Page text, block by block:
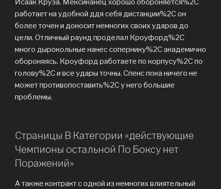
Исаак Круза. Мексиканец хорошо обороняется%2C
работает на удобной ддя себя дистанции%2C он
более точен и доносит немногих своих ударов до
цели. Отличный раунд проделал Кроуфорд%2C
много дырокольные нанес сопернику%2C академично
обороняясь. Кроуфорд работаете по корпусу%2C по
голову%2C и все удары точны. Спенс пока ничего не
может противопоставить%2C у него большие
проблемы.
Страницы В Категории «действующие
Чемпионы остальной По Боксу нет
Поражений»
А также контракт с одной из немногих влиятельный